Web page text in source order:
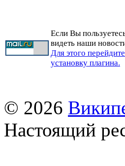
Если Вы
видеть наши
Для этого
установку плагина.
© 2026
Настоящий